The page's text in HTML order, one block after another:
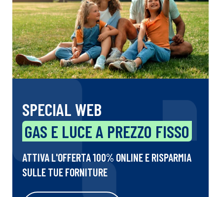
SPECIAL WEB
GAS E LUCE A PREZZO FISSO
ATTIVA L'OFFERTA 100% ONLINE E RISPARMIA
SULLE TUE FORNITURE